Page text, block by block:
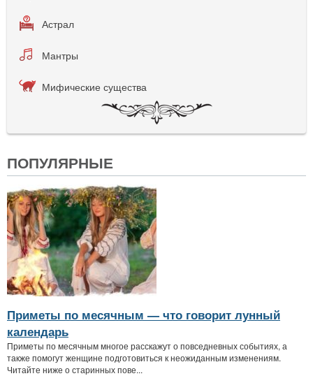
Астрал
Мантры
Мифические существа
ПОПУЛЯРНЫЕ
Приметы по месячным — что говорит лунный
календарь
Приметы по месячным многое расскажут о повседневных событиях, а
также помогут женщине подготовиться к неожиданным изменениям.
Читайте ниже о старинных пове...